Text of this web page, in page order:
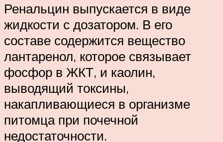
Ренальцин выпускается в виде
жидкости с дозатором. В его
составе содержится вещество
лантаренол, которое связывает
фосфор в ЖКТ, и каолин,
выводящий токсины,
накапливающиеся в организме
питомца при почечной
недостаточности.